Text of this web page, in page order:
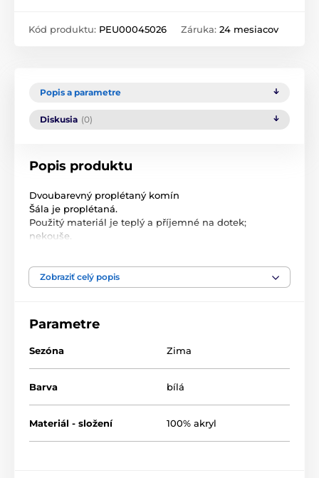
Kód produktu: PEU00045026 Záruka: 24 mesiacov
Popis a parametre
Diskusia (0)
Popis produktu
Dvoubarevný proplétaný komín
Šála je proplétaná.
Použitý materiál je teplý a příjemné na dotek;
nekouše.
Zobraziť celý popis
Parametre
Sezóna Zima
Barva bílá
Materiál - složení 100% akryl